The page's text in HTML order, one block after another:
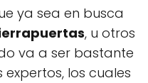
ya sea en busca
, u otros
va a ser bastante
los cuales